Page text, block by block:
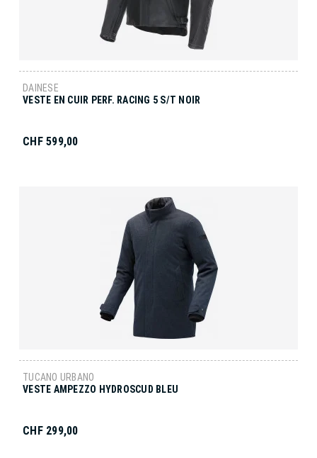
DAINESE
VESTE EN CUIR PERF. RACING 5 S/T NOIR
CHF 599,00
TUCANO URBANO
VESTE AMPEZZO HYDROSCUD BLEU
CHF 299,00